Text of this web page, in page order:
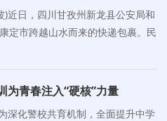
近日，四川甘孜州新龙县公安局和
定市跨越山水而来的快递包裹。民
责
为青春注入“硬核”力量
深化警校共育机制，全面提升中学